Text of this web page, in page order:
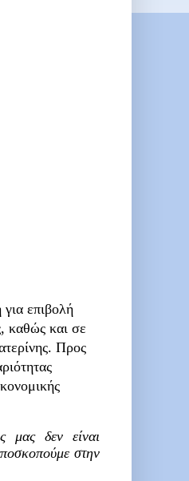
επιβολή
καθώς και σε
Προς
μας δεν είναι
στην